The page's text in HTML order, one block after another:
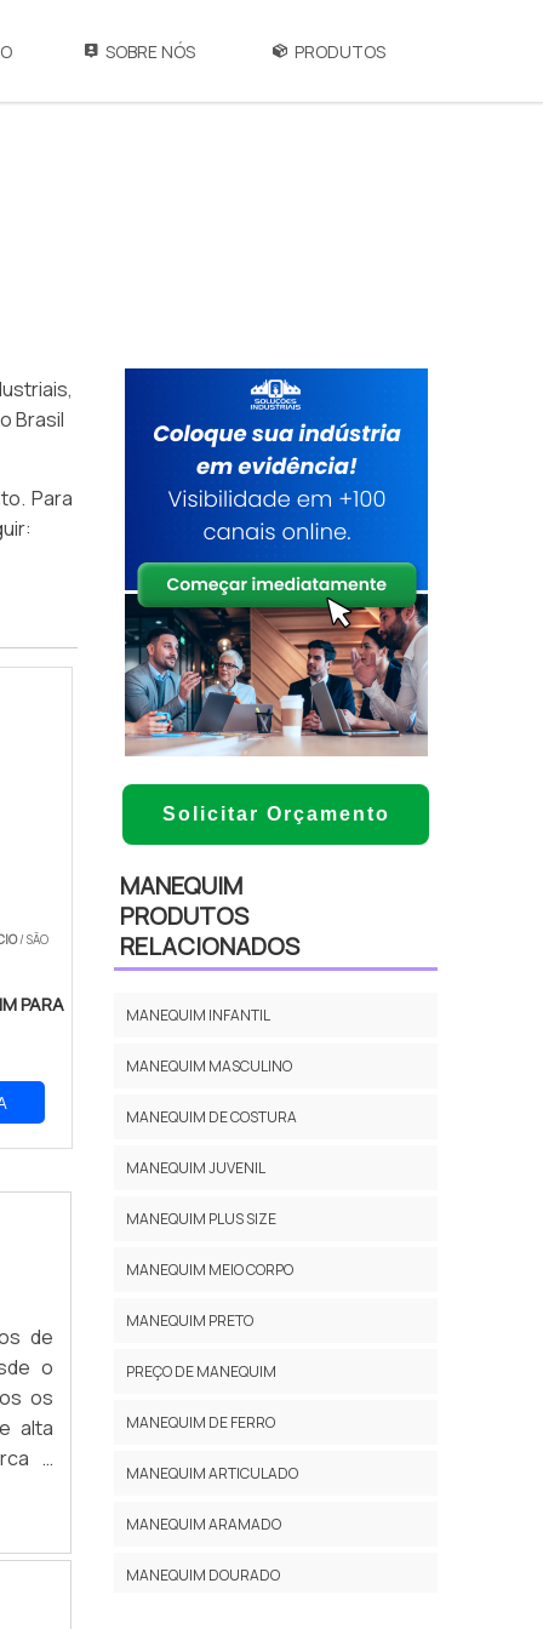
SOBRE NÓS PRODUTOS
Brasil
Para
/ SÃO
PARA
de
o
os
alta
a
Solicitar Orçamento
MANEQUIM
PRODUTOS
RELACIONADOS
MANEQUIM INFANTIL
MANEQUIM MASCULINO
MANEQUIM DE COSTURA
MANEQUIM JUVENIL
MANEQUIM PLUS SIZE
MANEQUIM MEIO CORPO
MANEQUIM PRETO
PREÇO DE MANEQUIM
MANEQUIM DE FERRO
MANEQUIM ARTICULADO
MANEQUIM ARAMADO
MANEQUIM DOURADO